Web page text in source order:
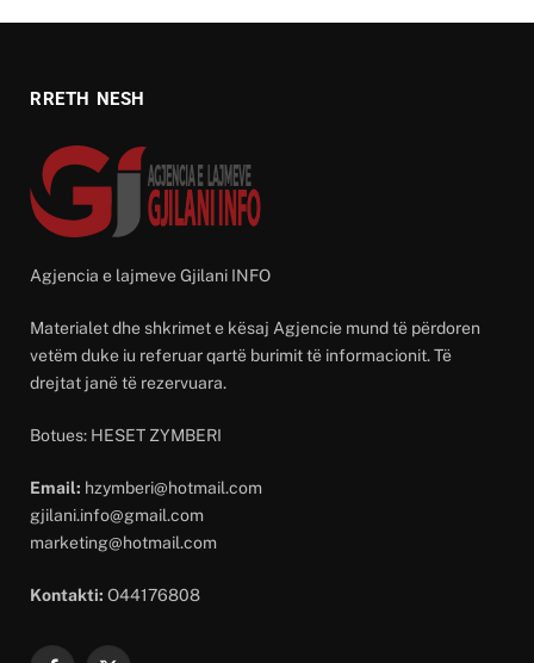
RRETH NESH
Agjencia e lajmeve Gjilani INFO
Materialet dhe shkrimet e kësaj Agjencie mund të përdoren
vetëm duke iu referuar qartë burimit të informacionit. Të
drejtat janë të rezervuara.
Botues: HESET ZYMBERI
Email: hzymberi@hotmail.com
gjilani.info@gmail.com
marketing@hotmail.com
Kontakti: O44176808